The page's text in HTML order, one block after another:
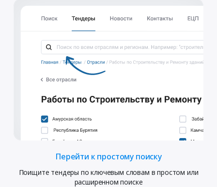
Перейти к простому поиску
Поищите тендеры по ключевым словам в простом или
расширенном поиске